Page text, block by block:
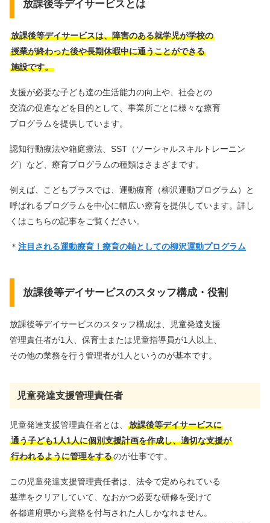
放課後等デイサービスとは
放課後等デイサービスは、障害のある就学児が学校の
授業が終わった後や長期休暇中に通うことができる
施設です。
支援が必要な子ども達の生活能力の向上や、社会との
交流の促進などを目的として、事業所ごとに様々な療育
プログラムを提供しています。
認知行動療法や箱庭療法、SST（ソーシャルスキルトレーニン
グ）など、療育プログラムの種類はさまざまです。
例えば、こどもプラスでは、運動療育（柳沢運動プログラム）と
呼ばれるプログラムを中心に幅広い療育を提供しています。詳し
くはこちらの記事をご覧ください。
＊ 注目される運動療育！療育の軸としての柳沢運動プログラム
放課後等デイサービスのスタッフ構成・役割
放課後等デイサービスのスタッフ構成は、児童発達支援
管理責任者が1人、保育士または児童指導員が1人以上、
その他の業務を行う管理者が1人というのが基本です。
児童発達支援管理責任者
児童発達支援管理責任者とは、
放課後等デイサービスに
通う子ども1人1人に個別支援計画を作成し、適切な支援が
行われるように管理をするのが仕事です。
この児童発達支援管理責任者は、法令で定められている
基準をクリアしていて、なおかつ必要な研修を受けて
各都道府県から資格を付与された人しかなれません。